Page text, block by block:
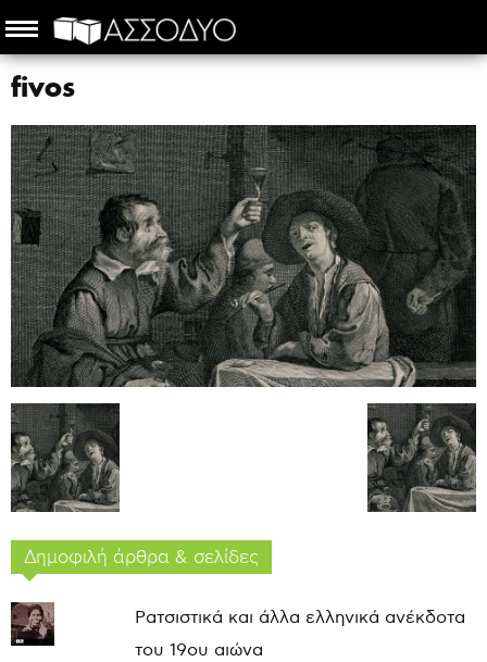
fivos
Δημοφιλή άρθρα & σελίδες
Ρατσιστικά και άλλα ελληνικά ανέκδοτα
του 19ου αιώνα